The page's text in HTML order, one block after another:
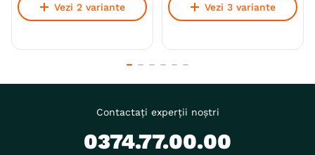
Vezi 2 variante Vezi 3 variante
Contactați experții noștri
0374.77.00.00